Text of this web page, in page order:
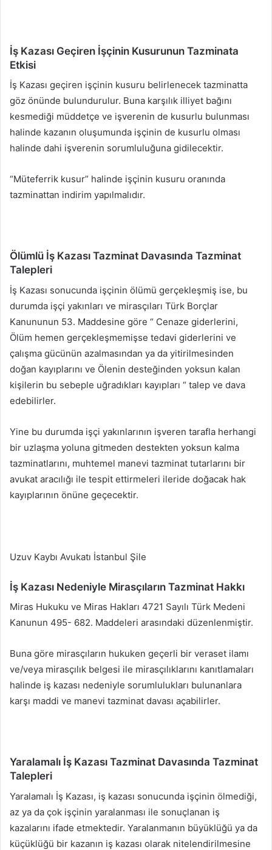
İş Kazası Geçiren İşçinin Kusurunun Tazminata
Etkisi
İş Kazası geçiren işçinin kusuru belirlenecek tazminatta
göz önünde bulundurulur. Buna karşılık illiyet bağını
kesmediği müddetçe ve işverenin de kusurlu bulunması
halinde kazanın oluşumunda işçinin de kusurlu olması
halinde dahi işverenin sorumluluğuna gidilecektir.
“Müteferrik kusur” halinde işçinin kusuru oranında
tazminattan indirim yapılmalıdır.
Ölümlü İş Kazası Tazminat Davasında Tazminat
Talepleri
İş Kazası sonucunda işçinin ölümü gerçekleşmiş ise, bu
durumda işçi yakınları ve mirasçıları Türk Borçlar
Kanununun 53. Maddesine göre “ Cenaze giderlerini,
Ölüm hemen gerçekleşmemişse tedavi giderlerini ve
çalışma gücünün azalmasından ya da yitirilmesinden
doğan kayıplarını ve Ölenin desteğinden yoksun kalan
kişilerin bu sebeple uğradıkları kayıpları “ talep ve dava
edebilirler.
Yine bu durumda işçi yakınlarının işveren tarafla herhangi
bir uzlaşma yoluna gitmeden destekten yoksun kalma
tazminatlarını, muhtemel manevi tazminat tutarlarını bir
avukat aracılığı ile tespit ettirmeleri ileride doğacak hak
kayıplarının önüne geçecektir.
Uzuv Kaybı Avukatı İstanbul Şile
İş Kazası Nedeniyle Mirasçıların Tazminat Hakkı
Miras Hukuku ve Miras Hakları 4721 Sayılı Türk Medeni
Kanunun 495- 682. Maddeleri arasındaki düzenlenmiştir.
Buna göre mirasçıların hukuken geçerli bir veraset ilamı
ve/veya mirasçılık belgesi ile mirasçılıklarını kanıtlamaları
halinde iş kazası nedeniyle sorumlulukları bulunanlara
karşı maddi ve manevi tazminat davası açabilirler.
Yaralamalı İş Kazası Tazminat Davasında Tazminat
Talepleri
Yaralamalı İş Kazası, iş kazası sonucunda işçinin ölmediği,
az ya da çok işçinin yaralanması ile sonuçlanan iş
kazalarını ifade etmektedir. Yaralanmanın büyüklüğü ya da
küçüklüğü bir kazanın iş kazası olarak nitelendirilmesine